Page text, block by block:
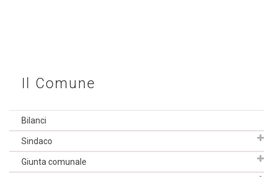
Il Comune
Bilanci
Sindaco
Giunta comunale